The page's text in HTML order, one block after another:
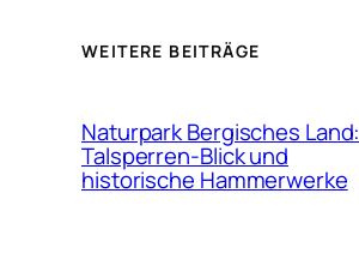
WEITERE BEITRÄGE
Naturpark Bergisches Land:
Talsperren-Blick und
historische Hammerwerke